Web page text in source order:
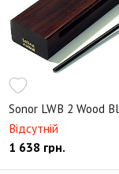
Sonor LWB 2 Wood
Відсутній
1 638 грн.